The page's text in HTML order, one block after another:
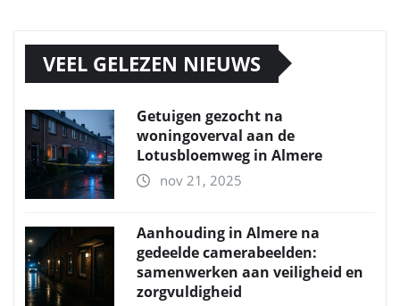
VEEL GELEZEN NIEUWS
Getuigen gezocht na
woningoverval aan de
Lotusbloemweg in Almere
nov 21, 2025
Aanhouding in Almere na
gedeelde camerabeelden:
samenwerken aan veiligheid en
zorgvuldigheid